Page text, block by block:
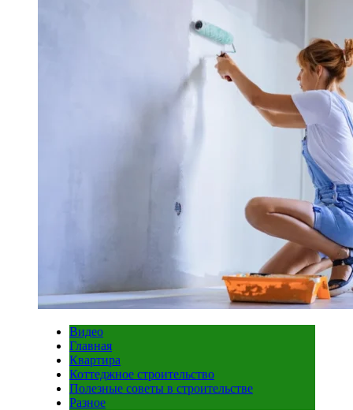
Видео
Главная
Квартира
Коттеджное строительство
Полезные советы в строительстве
Разное